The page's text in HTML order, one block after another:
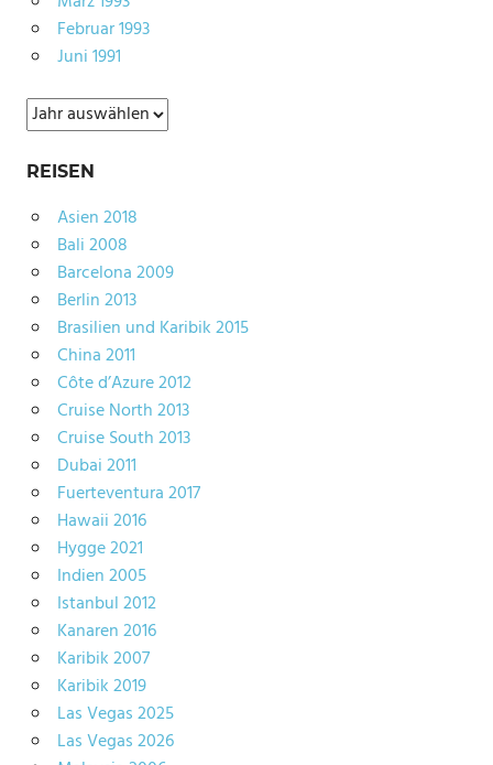
Februar 1993
Juni 1991
Archiv
REISEN
Asien 2018
Bali 2008
Barcelona 2009
Berlin 2013
Brasilien und Karibik 2015
China 2011
Côte d’Azure 2012
Cruise North 2013
Cruise South 2013
Dubai 2011
Fuerteventura 2017
Hawaii 2016
Hygge 2021
Indien 2005
Istanbul 2012
Kanaren 2016
Karibik 2007
Karibik 2019
Las Vegas 2025
Las Vegas 2026